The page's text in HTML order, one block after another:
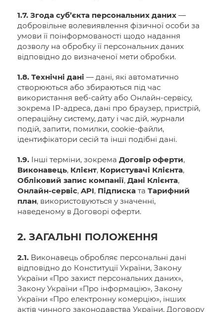
1.7. Згода суб’єкта персональних даних —
добровільне волевиявлення фізичної особи за
умови її поінформованості щодо надання
дозволу на обробку її персональних даних
відповідно до визначеної мети обробки.
1.8. Технічні дані — дані, які автоматично
створюються або збираються під час
використання веб-сайту або Онлайн-сервісу,
зокрема IP-адреса, дані про браузер, пристрій,
операційну систему, дату і час дій, журнали
подій, запити, помилки, cookie-файли,
ідентифікатори сесій та інші подібні дані.
1.9. Інші терміни, зокрема Договір оферти,
Виконавець, Клієнт, Користувачі Клієнта,
Обліковий запис компанії, Дані Клієнта,
Онлайн-сервіс, API, Підписка та Тарифний
план, використовуються у значенні,
наведеному в Договорі оферти.
2. ЗАГАЛЬНІ ПОЛОЖЕННЯ
2.1. Виконавець обробляє персональні дані
відповідно до Конституції України, Закону
України «Про захист персональних даних»,
Закону України «Про інформацію», Закону
України «Про електронну комерцію», інших
актів чинного законодавства України, Договору